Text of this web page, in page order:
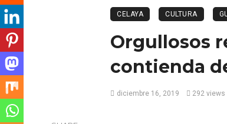
CELAYA CULTURA
Orgullosos
contienda
diciembre 16, 2019 292 views